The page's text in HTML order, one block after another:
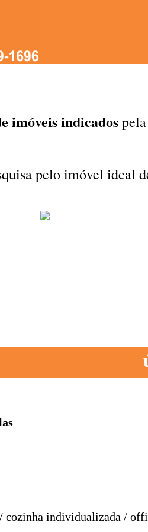
imóveis indicados
pelo imóvel ideal
cozinha individualizada /